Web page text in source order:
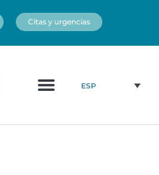
Citas y urgencias
ESP